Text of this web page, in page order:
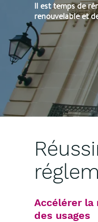
Il est temps de
renouvelable et
Accélérer
des usages